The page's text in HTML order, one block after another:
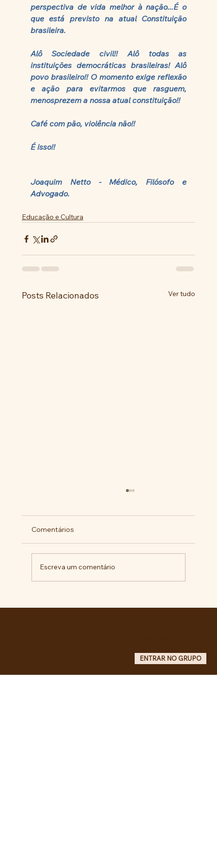
perspectiva de vida melhor à nação...É o
que está previsto na atual Constituição
brasileira.
Alô Sociedade civil!! Alô todas as
instituições democráticas brasileiras! Alô
povo brasileiro!! O momento exige reflexão
e ação para evitarmos que rasguem,
menosprezem a nossa atual constituição!!
Café com pão, violência não!!
É isso!!
Joaquim Netto - Médico, Filósofo e
Advogado.
Educação e Cultura
Posts Relacionados Ver tudo
Comentários
Escreva um comentário
ENTRAR NO GRUPO